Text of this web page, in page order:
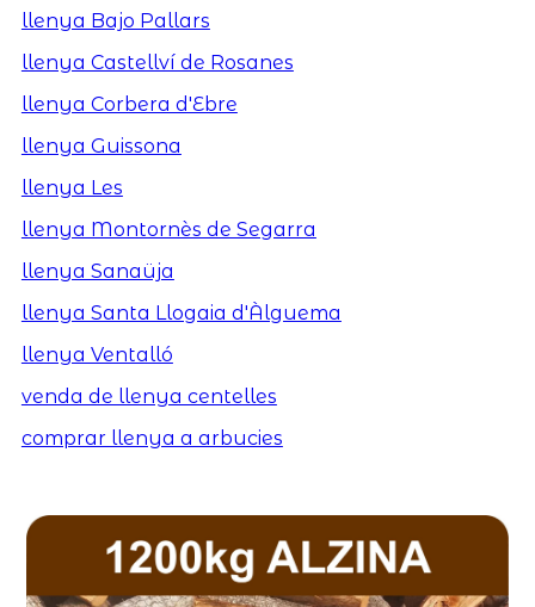
llenya Bajo Pallars
llenya Castellví de Rosanes
llenya Corbera d'Ebre
llenya Guissona
llenya Les
llenya Montornès de Segarra
llenya Sanaüja
llenya Santa Llogaia d'Àlguema
llenya Ventalló
venda de llenya centelles
comprar llenya a arbucies